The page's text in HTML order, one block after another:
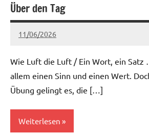
Über den Tag
11/06/2026
Ria
Keine
Wie Luft die Luft / Ein Wort, ein Satz
allem einen Sinn und einen Wert.
Übung gelingt es, die […]
Weiterlesen